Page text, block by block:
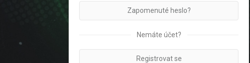
Zapomenuté heslo?
Nemáte účet?
Registrovat se